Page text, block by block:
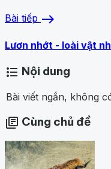
Bài tiếp east
Lươn nhớt - loài vật
format_list_bulleted Nội dung
Bài viết ngắn, không
library_books Cùng chủ đề